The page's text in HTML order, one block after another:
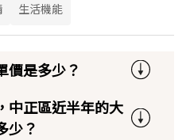
生活機能
價是多少？
中正區近半年的大
少？